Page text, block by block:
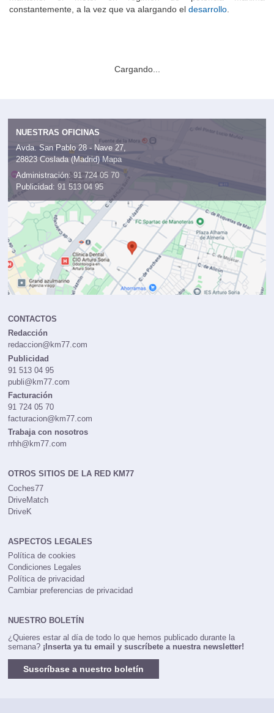
mantener el motor en régimen de potencia máxima
NUESTRAS OFICINAS
Avda. San Pablo 28 - Nave 27,
28823 Coslada (Madrid)
Mapa
Administración:91 724 05 70
Publicidad:
CONTACTOS
Redacción
redaccion@km77.com
Publicidad
91 513 04 95
publi@km77.com
Facturación
91 724 05 70
facturacion@km77.com
Trabaja con nosotros
OTROS SITIOS DE LA RED KM77
Coches77
DriveMatch
ASPECTOS LEGALES
Política de cookies
Condiciones Legales
Política de privacidad
¿Quieres estar al día de todo lo que hemos publicado durante la
Suscríbase a nuestro boletín